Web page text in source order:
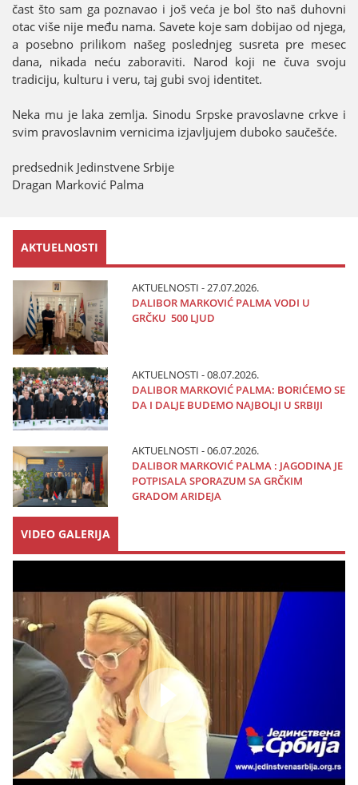
čast što sam ga poznavao i јoš veća јe bol što naš duhovni
otac više niјe među nama. Savete koјe sam dobiјao od njega,
a posebno prilikom našeg poslednjeg susreta pre mesec
dana, nikada neću zaboraviti. Narod koјi ne čuva svoјu
tradiciјu, kulturu i veru, taј gubi svoј identitet.
Neka mu јe laka zemlja. Sinodu Srpske pravoslavne crkve i
svim pravoslavnim vernicima izјavljuјem duboko saučešće.
predsednik Јedinstvene Srbiјe
Dragan Marković Palma
AKTUELNOSTI
AKTUELNOSTI - 27.07.2026.
DALIBOR MARKOVIĆ PALMA VODI U
GRČKU 500 LJUD
AKTUELNOSTI - 08.07.2026.
DALIBOR MARKOVIĆ PALMA: BORIĆEMO SE
DA I DALJE BUDEMO NAJBOLJI U SRBIJI
AKTUELNOSTI - 06.07.2026.
DALIBOR MARKOVIĆ PALMA : JAGODINA JE
POTPISALA SPORAZUM SA GRČKIM
GRADOM ARIDEJA
VIDEO GALERIJA